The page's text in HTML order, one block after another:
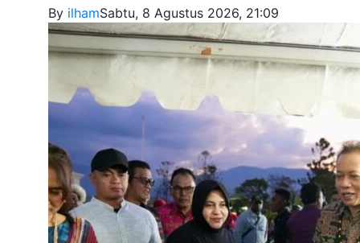
By ilhamSabtu, 8 Agustus 2026, 21:09